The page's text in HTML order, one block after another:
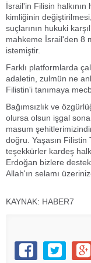
İsrail'in Filisin halkının
kimliğinin
suçlarının hukuki
mahkeme İsrail'den 8
istemiştir.
Farklı platformlarda
adaletin, zulmün ne
Filistin'i tanımaya
Bağımsızlık ve
olursa olsun işgal
masum
doğru. Yaşasın
teşekkürler kardeş
Erdoğan bizlere
Allah'ın selamı
KAYNAK: HABER7